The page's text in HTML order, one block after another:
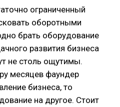
ограниченный
оборотными
брать оборудование
развития бизнеса
не столь ощутимы.
месяцев фаундер
бизнеса, то
на другое. Стоит